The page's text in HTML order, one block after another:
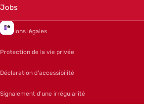
Jobs
Mentions légales
Protection de la vie privée
Déclaration d'accessibilité
Signalement d'une irrégularité